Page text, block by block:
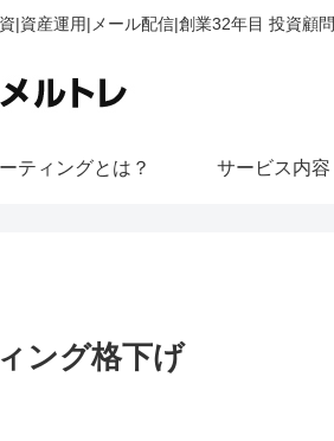
|資産運用|メール配信|創業32年目 投資顧問
ティングとは？ サービス内容
ング格下げ